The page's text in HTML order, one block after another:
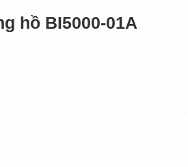
hồ BI5000-01A